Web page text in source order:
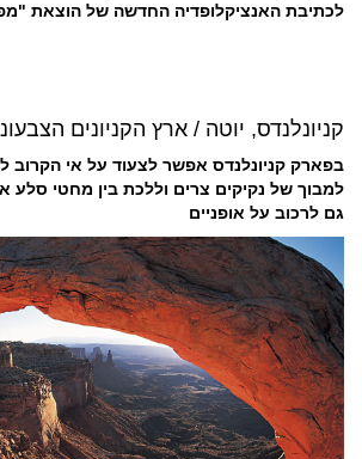
לכתיבת האנציקלופדיה החדשה של הוצאת
קניונלנדס, יוטה / ארץ הקניונים
בפארק קניונלנדס אפשר לצעוד על אי הקרוב
למבוך של נקיקים צרים וללכת בין מחטי סלע
גם לרכוב על אופניים